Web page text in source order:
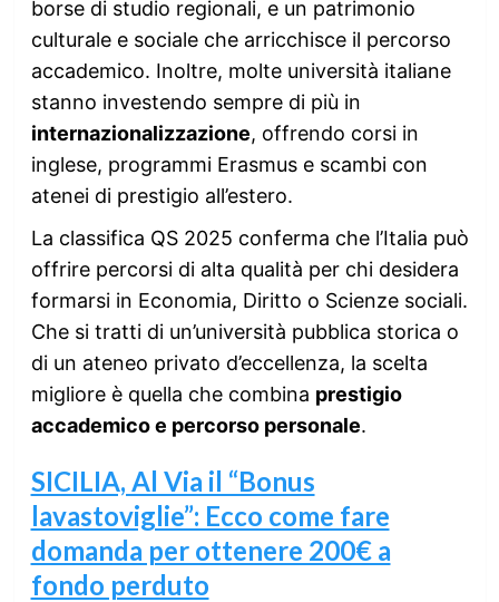
borse di studio regionali, e un patrimonio
culturale e sociale che arricchisce il percorso
accademico. Inoltre, molte università italiane
stanno investendo sempre di più in
internazionalizzazione, offrendo corsi in
inglese, programmi Erasmus e scambi con
atenei di prestigio all’estero.
La classifica QS 2025 conferma che l’Italia può
offrire percorsi di alta qualità per chi desidera
formarsi in Economia, Diritto o Scienze sociali.
Che si tratti di un’università pubblica storica o
di un ateneo privato d’eccellenza, la scelta
migliore è quella che combina prestigio
accademico e percorso personale.
SICILIA, Al Via il “Bonus
lavastoviglie”: Ecco come fare
domanda per ottenere 200€ a
fondo perduto